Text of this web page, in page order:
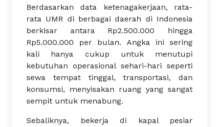
Berdasarkan data ketenagakerjaan, rata-
rata UMR di berbagai daerah di Indonesia
berkisar antara Rp2.500.000 hingga
Rp5.000.000 per bulan. Angka ini sering
kali hanya cukup untuk menutupi
kebutuhan operasional sehari-hari seperti
sewa tempat tinggal, transportasi, dan
konsumsi, menyisakan ruang yang sangat
sempit untuk menabung.
Sebaliknya, bekerja di kapal pesiar